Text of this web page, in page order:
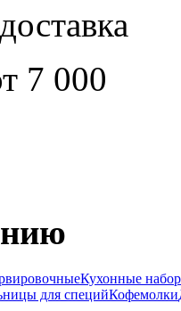
7 000
Кухонные
для специйКофемолки